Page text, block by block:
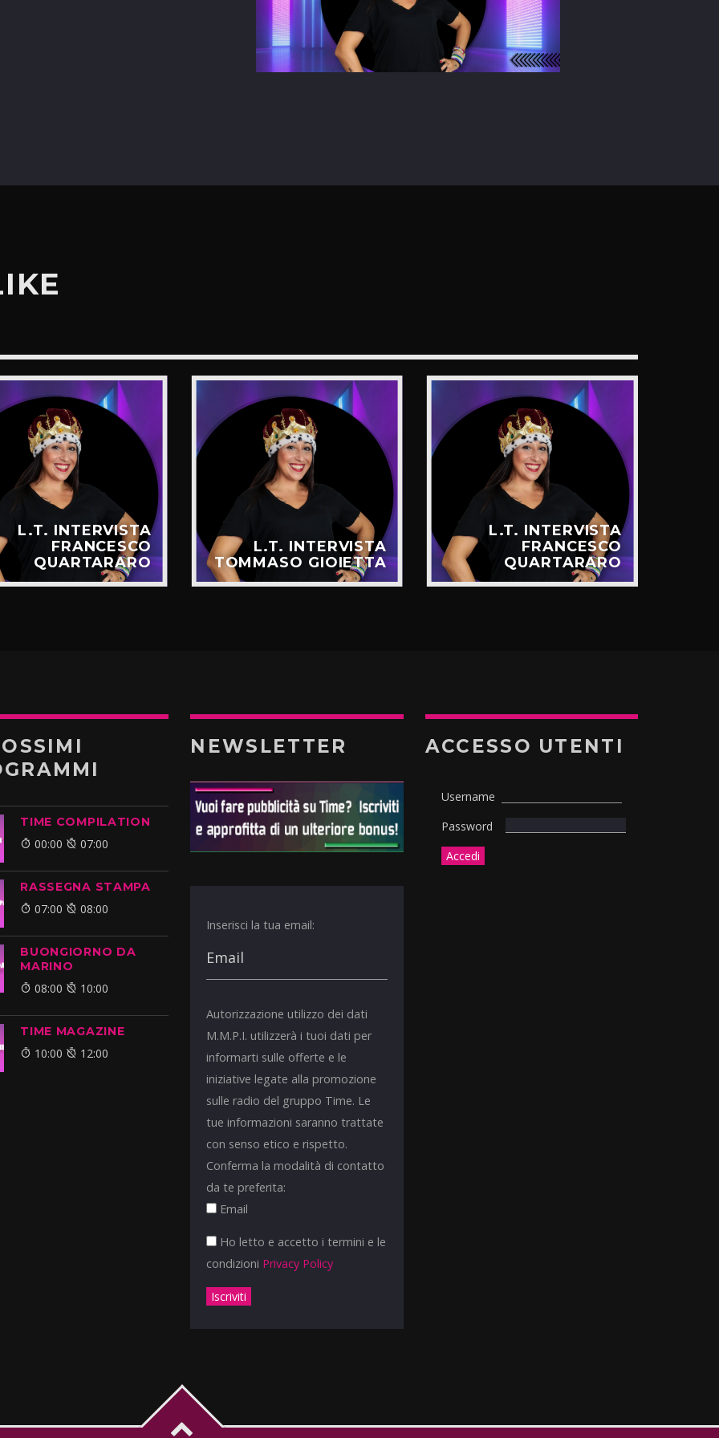
L.T. INTERVISTA
FRANCESCO
QUARTARARO
L.T. INTERVISTA
TOMMASO GIOIETTA
L.T. INTERVISTA
FRANCESCO
QUARTARARO
TIME COMPILATION
00:00 07:00
RASSEGNA STAMPA
07:00 08:00
BUONGIORNO DA
MARINO
08:00 10:00
TIME MAGAZINE
10:00 12:00
NEWSLETTER
Inserisci la tua email:
Autorizzazione utilizzo dei dati
M.M.P.I. utilizzerà i tuoi dati per
informarti sulle offerte e le
iniziative legate alla promozione
sulle radio del gruppo Time. Le
tue informazioni saranno trattate
con senso etico e rispetto.
Conferma la modalità di contatto
da te preferita:
Email
Ho letto e accetto i termini e le
condizioni Privacy Policy
ACCESSO UTENTI
Username
Password